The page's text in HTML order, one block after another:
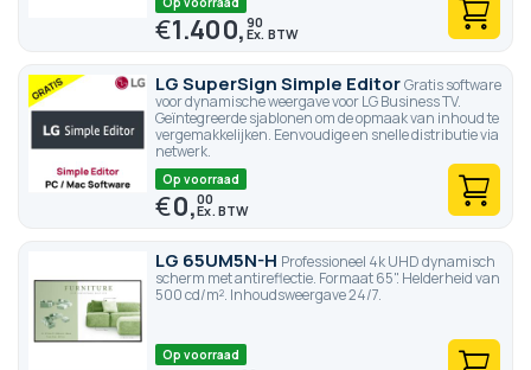
€1.400,90
LG SuperSign Simple EditorGratis software
voor dynamische weergave voor LG Business TV.
Geïntegreerde sjablonen om de opmaak van inhoud te
vergemakkelijken. Eenvoudige en snelle distributie via
netwerk.
Op voorraad
€0,00
LG 65UM5N-H Professioneel 4k UHD dynamisch
scherm met antireflectie. Formaat 65". Helderheid van
500 cd/m². Inhoudsweergave 24/7.
Op voorraad